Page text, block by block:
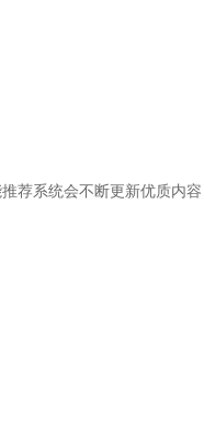
荐系统会不断更新优质内